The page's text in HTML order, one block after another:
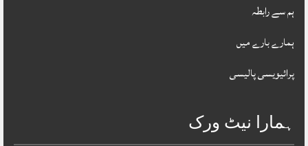
ہم سے رابطہ
ہمارے بارے میں
پرائیویسی پالیسی
ہمارا نیٹ ورک